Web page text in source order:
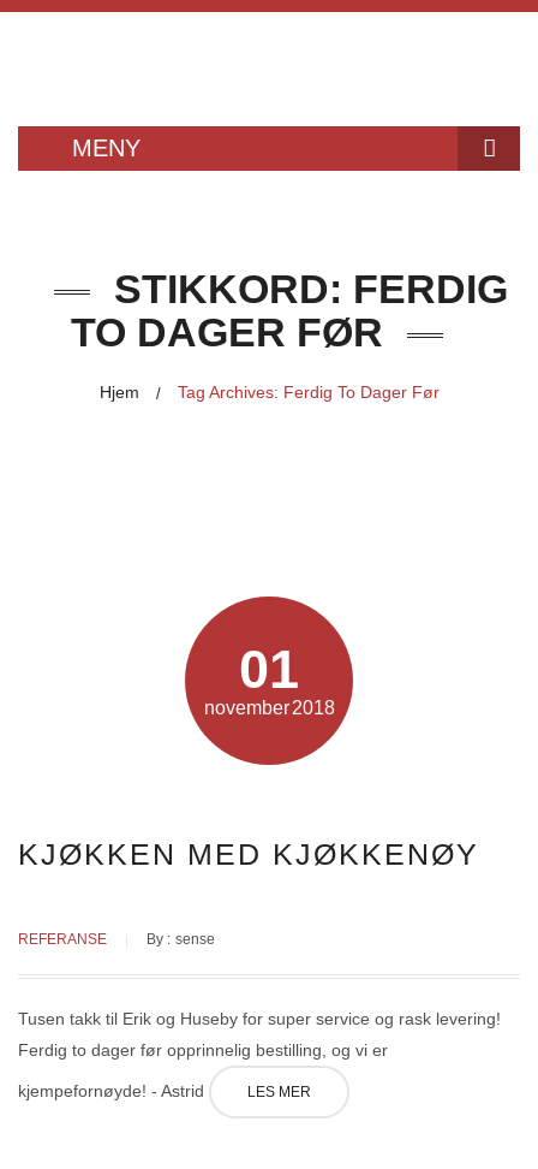
MENY
69 89 72 20
STIKKORD: FERDIG
TO DAGER FØR
Hjem / Tag Archives: Ferdig To Dager Før
01
november 2018
KJØKKEN MED KJØKKENØY
REFERANSE By : sense
Tusen takk til Erik og Huseby for super service og rask levering!
Ferdig to dager før opprinnelig bestilling, og vi er
kjempefornøyde! - Astrid LES MER